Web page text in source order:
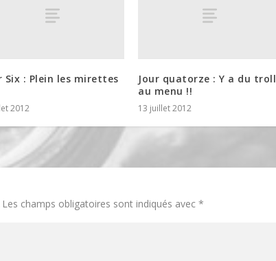
Six : Plein les mirettes
2012
Jour quatorze : Y a du troll
au menu !!
13 juillet 2012
Les champs obligatoires sont indiqués avec*